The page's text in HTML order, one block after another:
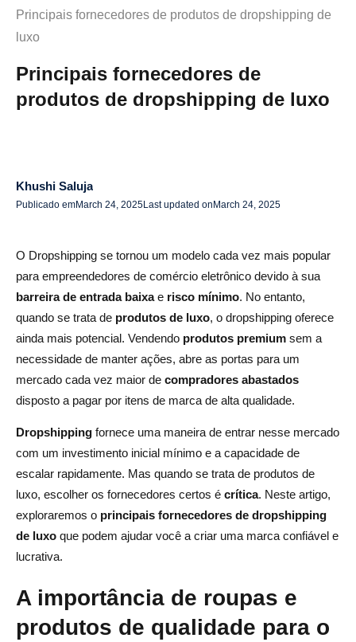
6. Oberlo: Fácil integração para dropshipping de luxo
com a Shopify
Por que o Dropshipping de luxo é um modelo de
negócios vencedor
3. Acesso a um mercado em expansão
5. Construindo reconhecimento de marca com produtos
premium
Perguntas frequentes
Quais são as melhores plataformas para encontrar
Como posso garantir que meus produtos de luxo sejam
de alta qualidade?
Posso fazer dropshipping de produtos de moda de luxo?
Como faço para definir o preço de produtos de luxo para
dropshipping?
Como faço para lidar com devoluções e trocas de
produtos de luxo?
Principais fornecedores de produtos de dropshipping de
luxo
Principais fornecedores de
produtos de dropshipping de luxo
Khushi Saluja
Publicado emMarch 24, 2025Last updated on March 24, 2025
O Dropshipping se tornou um modelo cada vez mais popular
para empreendedores de comércio eletrônico devido à sua
barreira de entrada baixae risco mínimo. No entanto,
quando se trata de produtos de luxo, o dropshipping oferece
ainda mais potencial. Vendendo produtos premium sem a
necessidade de manter ações, abre as portas para um
mercado cada vez maior de compradores abastados
disposto a pagar por itens de marca de alta qualidade.
Dropshipping fornece uma maneira de entrar nesse mercado
com um investimento inicial mínimo e a capacidade de
escalar rapidamente. Mas quando se trata de produtos de
luxo, escolher os fornecedores certos é crítica. Neste artigo,
exploraremos o principais fornecedores de dropshipping
de luxo que podem ajudar você a criar uma marca confiável e
lucrativa.
A importância de roupas e
produtos de qualidade para o